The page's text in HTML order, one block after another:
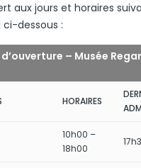
aux jours et horaires
dessous :
– Musée
HORAIRES
10h00 –
18h00